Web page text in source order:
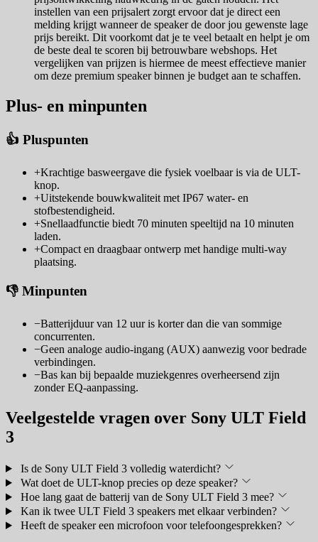
instellen van een prijsalert zorgt ervoor dat je direct een
melding krijgt wanneer de speaker de door jou gewenste lage
prijs bereikt. Dit voorkomt dat je te veel betaalt en helpt je om
de beste deal te scoren bij betrouwbare webshops. Het
vergelijken van prijzen is hiermee de meest effectieve manier
om deze premium speaker binnen je budget aan te schaffen.
Plus- en minpunten
👍 Pluspunten
+Krachtige basweergave die fysiek voelbaar is via de ULT-
knop.
+Uitstekende bouwkwaliteit met IP67 water- en
stofbestendigheid.
+Snellaadfunctie biedt 70 minuten speeltijd na 10 minuten
laden.
+Compact en draagbaar ontwerp met handige multi-way
plaatsing.
👎 Minpunten
−Batterijduur van 12 uur is korter dan die van sommige
concurrenten.
−Geen analoge audio-ingang (AUX) aanwezig voor bedrade
verbindingen.
−Bas kan bij bepaalde muziekgenres overheersend zijn
zonder EQ-aanpassing.
Veelgestelde vragen over Sony ULT Field
3
Is de Sony ULT Field 3 volledig waterdicht?
Wat doet de ULT-knop precies op deze speaker?
Hoe lang gaat de batterij van de Sony ULT Field 3 mee?
Kan ik twee ULT Field 3 speakers met elkaar verbinden?
Heeft de speaker een microfoon voor telefoongesprekken?